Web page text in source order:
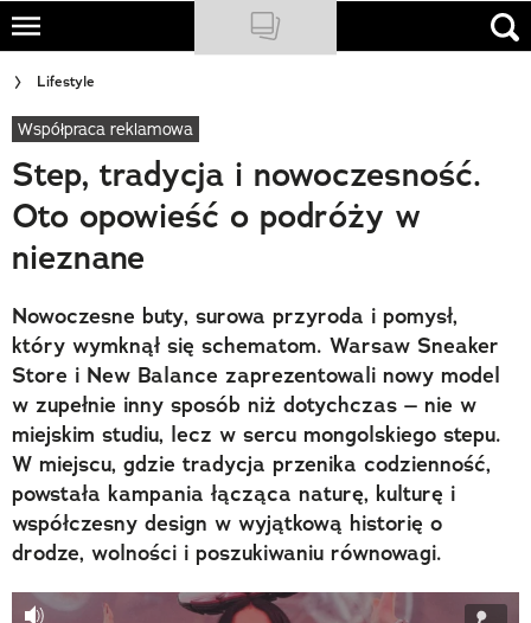
Skip
main
content
NATIONAL GEOGRAPHIC
TRAVELER
PODCASTY
Sklep
Cuda Polski
Wielki Konkurs Fotograficzny
Trendbook Podróżniczy
Polecane
Lifestyle
Współpraca reklamowa
Step, tradycja i nowoczesność.
Oto opowieść o podróży w
nieznane
Nowoczesne buty, surowa przyroda i pomysł,
który wymknął się schematom. Warsaw Sneaker
Store i New Balance zaprezentowali nowy model
w zupełnie inny sposób niż dotychczas – nie w
miejskim studiu, lecz w sercu mongolskiego stepu.
W miejscu, gdzie tradycja przenika codzienność,
powstała kampania łącząca naturę, kulturę i
współczesny design w wyjątkową historię o
drodze, wolności i poszukiwaniu równowagi.